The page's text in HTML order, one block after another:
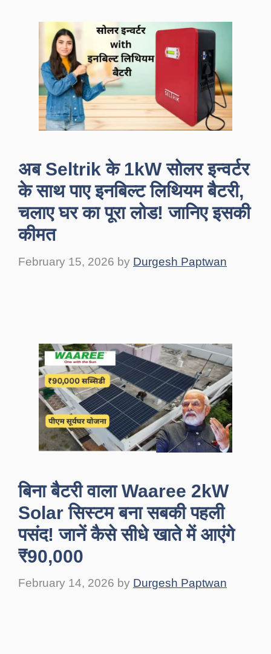
अब Seltrik के 1kW सोलर इन्वर्टर
के साथ पाए इनबिल्ट लिथियम बैटरी,
चलाए घर का पूरा लोड! जानिए इसकी
कीमत
February 15, 2026 by Durgesh Paptwan
बिना बैटरी वाला Waaree 2kW
Solar सिस्टम बना सबकी पहली
पसंद! जानें कैसे सीधे खाते में आएंगे
₹90,000
February 14, 2026 by Durgesh Paptwan